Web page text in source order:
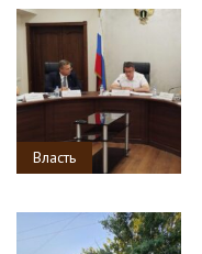
Власть